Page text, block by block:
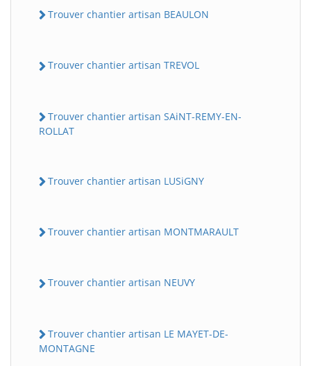
Trouver chantier artisan BEAULON
Trouver chantier artisan TREVOL
Trouver chantier artisan SAiNT-REMY-EN-
ROLLAT
Trouver chantier artisan LUSiGNY
Trouver chantier artisan MONTMARAULT
Trouver chantier artisan NEUVY
Trouver chantier artisan LE MAYET-DE-
MONTAGNE